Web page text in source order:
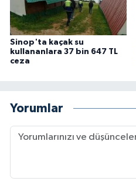
Sinop'ta kaçak su
kullananlara 37 bin 647 TL
ceza
Yorumlar